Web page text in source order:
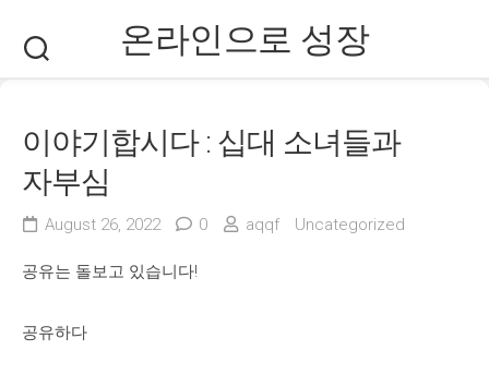
content
온라인으로 성장
이야기합시다 : 십대 소녀들과
자부심
August 26, 2022 0 aqqf Uncategorized
공유는 돌보고 있습니다!
공유하다